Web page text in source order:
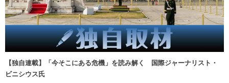
【独自連載】「今そこにある危機」を読み解く 国際ジャーナリスト・
ビニシウス氏